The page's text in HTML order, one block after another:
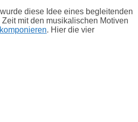
diese Idee eines begleitenden
mit den musikalischen Motiven
. Hier die vier